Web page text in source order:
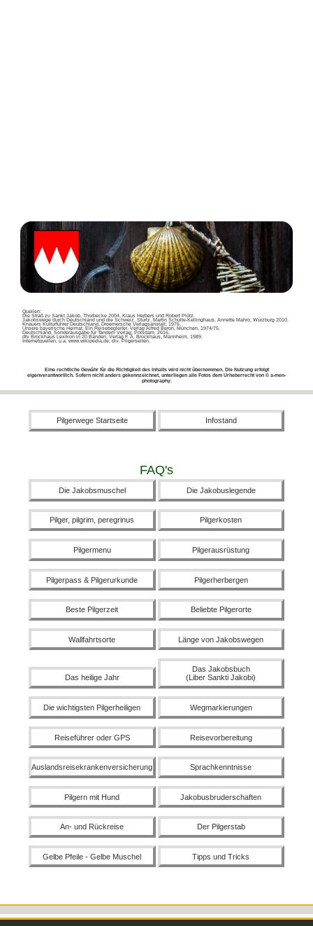
Quellen:
Die Straß zu Sankt Jakob, Thorbecke 2004, Klaus Herbers und Robert Plötz.
Jakobswege durch Deutschland und die Schweiz, Stürtz, Martin Schulte-Kellinghaus, Annette Mahro, Würzburg 2010.
Knauers Kulturführer Deutschland, Droemersche Verlagsanstalt, 1976.
Unsere bayerische Heimat, Ein Reisebegleiter, Verlag Alfred Beron, München, 1974/75.
Deutschland, Sonderausgabe für Tandem Verlag, Potsdam, 2016.
dtv Brockhaus Lexikon in 20 Bänden, Verlag F. A. Brockhaus, Mannheim, 1989.
Internetquellen, u.a. www.wikipedia.de, div. Pilgerseiten.
Eine rechtliche Gewähr für die Richtigkeit des Inhalts wird nicht übernommen. Die Nutzung erfolgt
eigenverantwortlich. Sofern nicht anders gekennzeichnet, unterliegen alle Fotos dem Urheberrecht von © a-men-
photography.
Pilgerwege Startseite Infostand
FAQ's
Die Jakobsmuschel Die Jakobuslegende
Pilger, pilgrim, peregrinus Pilgerkosten
Pilgermenu Pilgerausrüstung
Pilgerpass & Pilgerurkunde Pilgerherbergen
Beste Pilgerzeit Beliebte Pilgerorte
Wallfahrtsorte Länge von Jakobswegen
Das heilige Jahr
Das Jakobsbuch
(Liber Sankti Jakobi)
Die wichtigsten Pilgerheiligen Wegmarkierungen
Reiseführer oder GPS Reisevorbereitung
Auslandsreisekranken­versicherung Sprachkenntnisse
Pilgern mit Hund Jakobusbruderschaften
An- und Rückreise Der Pilgerstab
Gelbe Pfeile - Gelbe Muschel Tipps und Tricks